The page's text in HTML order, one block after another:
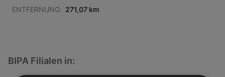
ENTFERNUNG: 271,07 km
BIPA Filialen in: